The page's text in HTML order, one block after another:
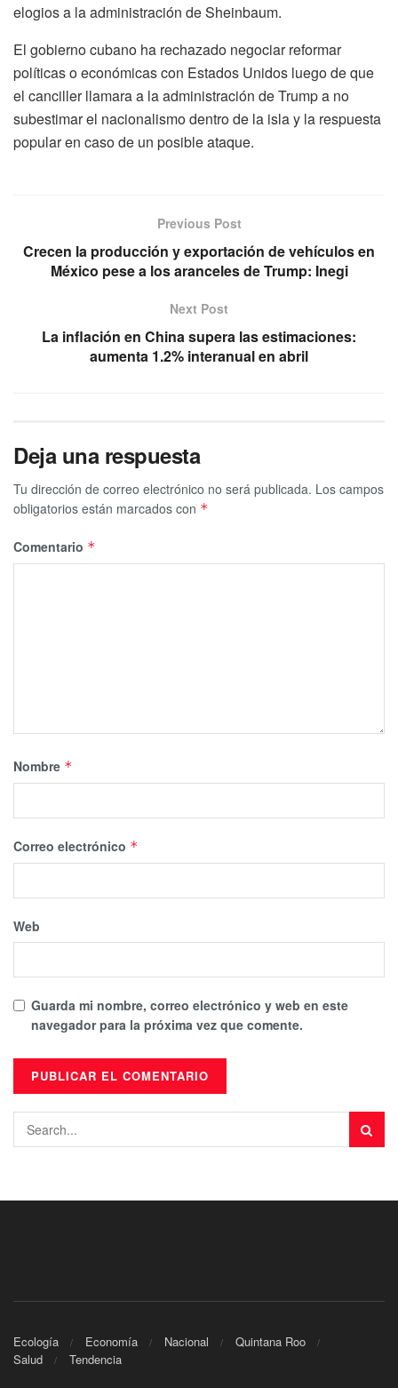
elogios a la administración de Sheinbaum.
El gobierno cubano ha rechazado negociar reformar
políticas o económicas con Estados Unidos luego de que
el canciller llamara a la administración de Trump a no
subestimar el nacionalismo dentro de la isla y la respuesta
popular en caso de un posible ataque.
Previous Post
Crecen la producción y exportación de vehículos en
México pese a los aranceles de Trump: Inegi
Next Post
La inflación en China supera las estimaciones:
aumenta 1.2% interanual en abril
Deja una respuesta
Tu dirección de correo electrónico no será publicada. Los campos
obligatorios están marcados con *
Comentario *
Nombre *
Correo electrónico *
Web
Guarda mi nombre, correo electrónico y web en este
navegador para la próxima vez que comente.
Ecología Economía Nacional
Quintana Roo
Salud
Tendencia